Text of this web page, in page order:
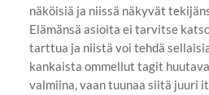
näköisiä ja niissä näkyvät
Elämänsä asioita ei tarvitse
tarttua ja niistä voi tehdä
kankaista ommellut tagit
valmiina, vaan tuunaa siitä juuri